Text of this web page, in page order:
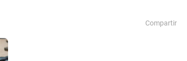
Compartir